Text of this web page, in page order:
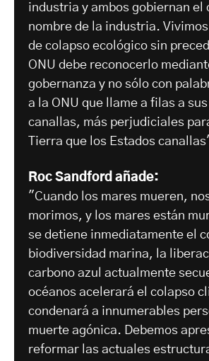
industria y ambos gobiernan el
nombre de la industria.
de colapso ecológico sin
ONU debe reconocerlo
gobernanza y no sólo con
a la ONU que llame a filas a
canallas, más perjudiciales
Tierra que los Estados
Roc Sandford añade:
"Cuando los mares mueren,
morimos, y los mares están
se detiene inmediatamente el
biodiversidad marina, la
carbono azul actualmente
océanos acelerará el colapso
condenará a innumerables
muerte agónica. Debemos
reformar las actuales